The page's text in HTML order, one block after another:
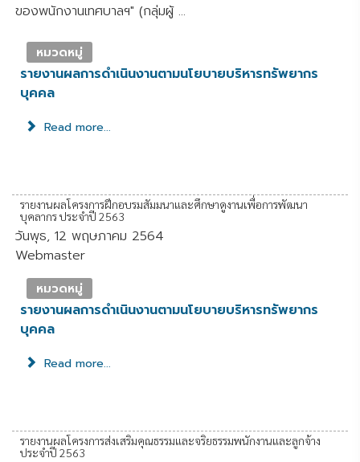
ของพนักงานเทศบาลฯ" (กลุ่มผู้ ...
หมวดหมู่
รายงานผลการดำเนินงานตามนโยบายบริหารทรัพยากร
บุคคล
Read more...
รายงานผลโครงการฝึกอบรมสัมมนาและศึกษาดูงานเพื่อการพัฒนา
บุคลากร ประจำปี 2563
วันพุธ, 12 พฤษภาคม 2564
Webmaster
หมวดหมู่
รายงานผลการดำเนินงานตามนโยบายบริหารทรัพยากร
บุคคล
Read more...
รายงานผลโครงการส่งเสริมคุณธรรมและจริยธรรมพนักงานและลูกจ้าง
ประจำปี 2563